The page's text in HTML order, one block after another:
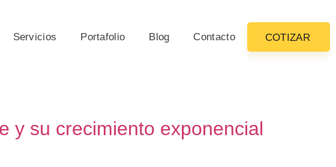
Servicios Portafolio Blog Contacto COTIZAR
y su crecimiento exponencial